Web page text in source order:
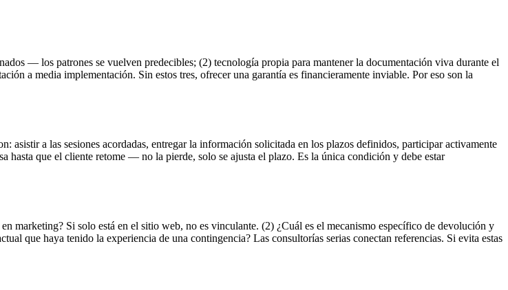
— los patrones se vuelven predecibles; (2) tecnología propia para mantener la documentación viva durante el
a media implementación. Sin estos tres, ofrecer una garantía es financieramente inviable. Por eso son la
a las sesiones acordadas, entregar la información solicitada en los plazos definidos, participar activamente
hasta que el cliente retome — no la pierde, solo se ajusta el plazo. Es la única condición y debe estar
marketing? Si solo está en el sitio web, no es vinculante. (2) ¿Cuál es el mecanismo específico de devolución y
que haya tenido la experiencia de una contingencia? Las consultorías serias conectan referencias. Si evita estas